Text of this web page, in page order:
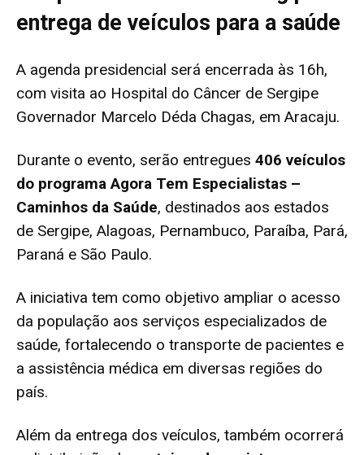
entrega de veículos para a saúde
A agenda presidencial será encerrada às 16h,
com visita ao Hospital do Câncer de Sergipe
Governador Marcelo Déda Chagas, em Aracaju.
Durante o evento, serão entregues 406 veículos
do programa Agora Tem Especialistas –
Caminhos da Saúde, destinados aos estados
de Sergipe, Alagoas, Pernambuco, Paraíba, Pará,
Paraná e São Paulo.
A iniciativa tem como objetivo ampliar o acesso
da população aos serviços especializados de
saúde, fortalecendo o transporte de pacientes e
a assistência médica em diversas regiões do
país.
Além da entrega dos veículos, também ocorrerá